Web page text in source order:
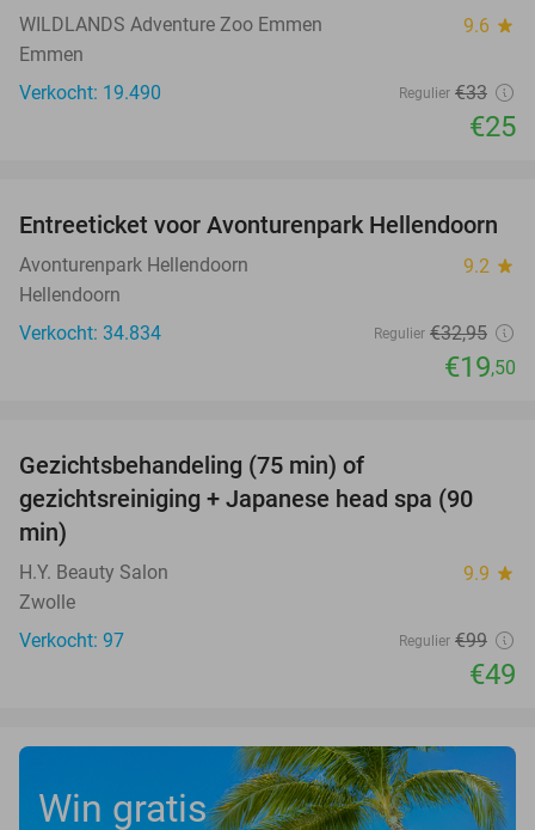
WILDLANDS Adventure Zoo Emmen 9.6 star
Emmen
Verkocht: 19.490
Regulier €33
€25
41%
Entreeticket voor Avonturenpark Hellendoorn
Avonturenpark Hellendoorn 9.2 star
Hellendoorn
Verkocht: 34.834
Regulier €32,95
€19,50
Gezichtsbehandeling (75 min) of
gezichtsreiniging + Japanese head spa (90
min)
H.Y. Beauty Salon 9.9 star
Zwolle
Verkocht: 97
Regulier €99
€49
Win gratis